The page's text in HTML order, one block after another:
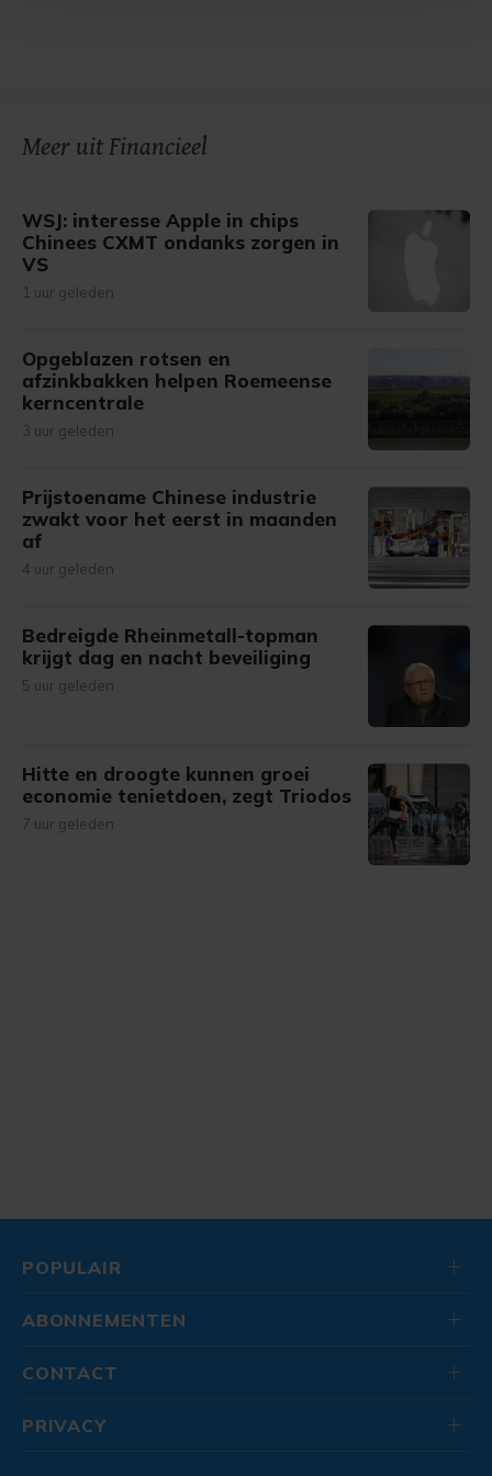
Meer uit Financieel
WSJ: interesse Apple in chips
Chinees CXMT ondanks zorgen in
VS
1 uur geleden
Opgeblazen rotsen en
afzinkbakken helpen Roemeense
kerncentrale
3 uur geleden
Prijstoename Chinese industrie
zwakt voor het eerst in maanden
af
4 uur geleden
Bedreigde Rheinmetall-topman
krijgt dag en nacht beveiliging
5 uur geleden
Hitte en droogte kunnen groei
economie tenietdoen, zegt Triodos
7 uur geleden
POPULAIR
ABONNEMENTEN
CONTACT
PRIVACY